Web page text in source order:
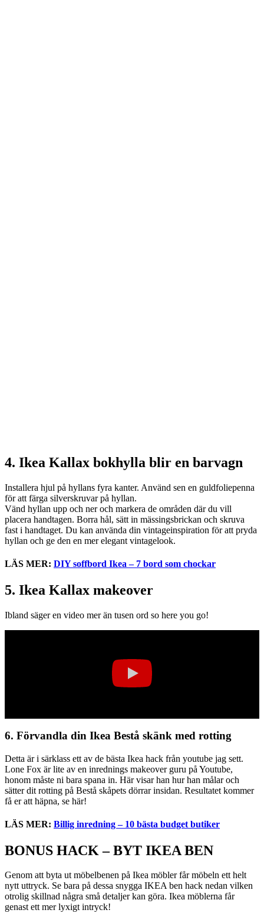
4. Ikea Kallax bokhylla blir en barvagn
Installera hjul på hyllans fyra kanter. Använd sen en guldfoliepenna
för att färga silverskruvar på hyllan.
Vänd hyllan upp och ner och markera de områden där du vill
placera handtagen. Borra hål, sätt in mässingsbrickan och skruva
fast i handtaget. Du kan använda din vintageinspiration för att pryda
hyllan och ge den en mer elegant vintagelook.
LÄS MER: DIY soffbord Ikea – 7 bord som chockar
5. Ikea Kallax makeover
Ibland säger en video mer än tusen ord so here you go!
6. Förvandla din Ikea Bestå skänk med rotting
Detta är i särklass ett av de bästa Ikea hack från youtube jag sett.
Lone Fox är lite av en inrednings makeover guru på Youtube,
honom måste ni bara spana in. Här visar han hur han målar och
sätter dit rotting på Bestå skåpets dörrar insidan. Resultatet kommer
få er att häpna, se här!
LÄS MER: Billig inredning – 10 bästa budget butiker
BONUS HACK – BYT IKEA BEN
Genom att byta ut möbelbenen på Ikea möbler får möbeln ett helt
nytt uttryck. Se bara på dessa snygga IKEA ben hack nedan vilken
otrolig skillnad några små detaljer kan göra. Ikea möblerna får
genast ett mer lyxigt intryck!